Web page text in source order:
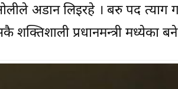
अडान लिइरहे । बरु पद त्याग
शक्तिशाली प्रधानमन्त्री मध्येका